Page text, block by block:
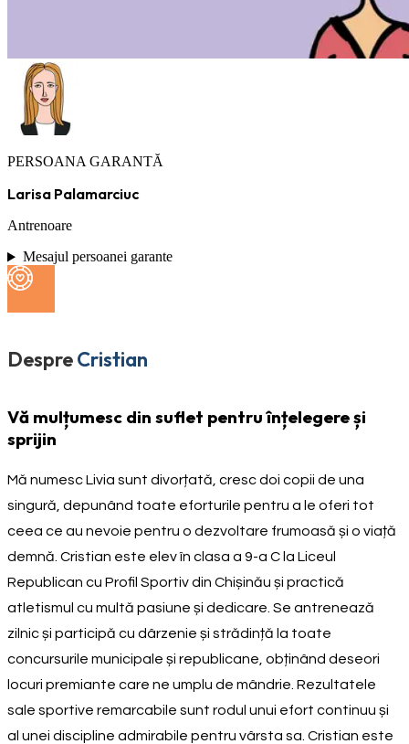
PERSOANA GARANTĂ
Larisa Palamarciuc
Antrenoare
Mesajul persoanei garante
DespreCristian
Vă mulțumesc din suflet pentru înțelegere și
sprijin
Mă numesc Livia sunt divorțată, cresc doi copii de una
singură, depunând toate eforturile pentru a le oferi tot
ceea ce au nevoie pentru o dezvoltare frumoasă și o viață
demnă. Cristian este elev în clasa a 9-a C la Liceul
Republican cu Profil Sportiv din Chișinău și practică
atletismul cu multă pasiune și dedicare. Se antrenează
zilnic și participă cu dârzenie și strădință la toate
concursurile municipale și republicane, obținând deseori
locuri premiante care ne umplu de mândrie. Rezultatele
sale sportive remarcabile sunt rodul unui efort continuu și
al unei discipline admirabile pentru vârsta sa. Cristian este